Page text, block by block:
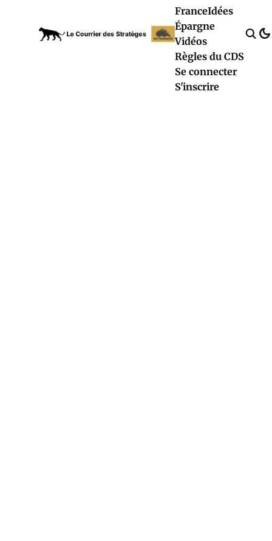
FranceIdées
Épargne
Vidéos
Règles du CDS
Se connecter
S'inscrire